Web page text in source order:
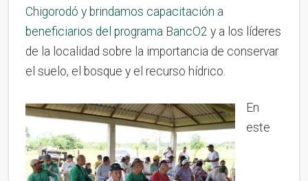
Chigorodó y brindamos capacitación a
beneficiarios del programa BancO2 y a los líderes
de la localidad sobre la importancia de conservar
el suelo, el bosque y el recurso hídrico.
En
este